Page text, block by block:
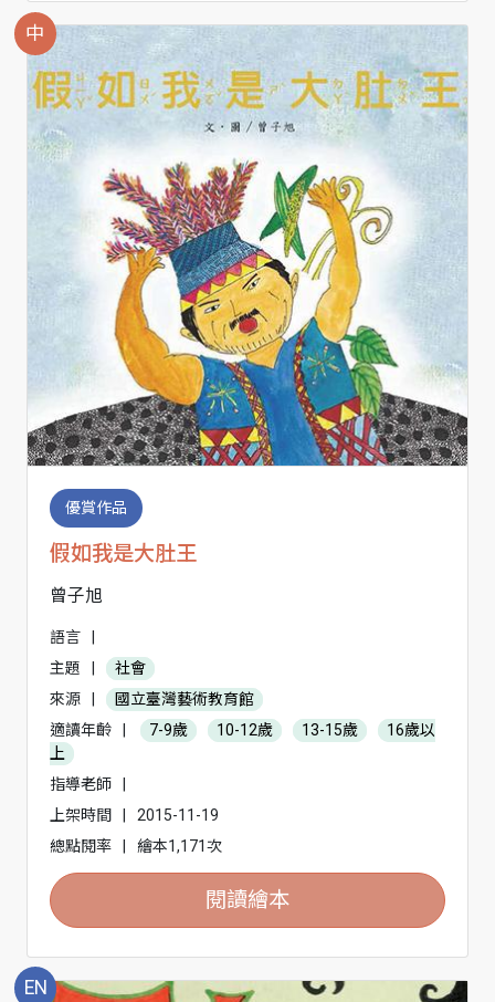
中
優賞作品
假如我是大肚王
曾子旭
語言
主題
社會
來源
國立臺灣藝術教育館
適讀年齡
7-9歲 10-12歲 13-15歲
16歲以
上
指導老師
上架時間
2015-11-19
總點閱率
繪本1,171次
閱讀繪本
EN